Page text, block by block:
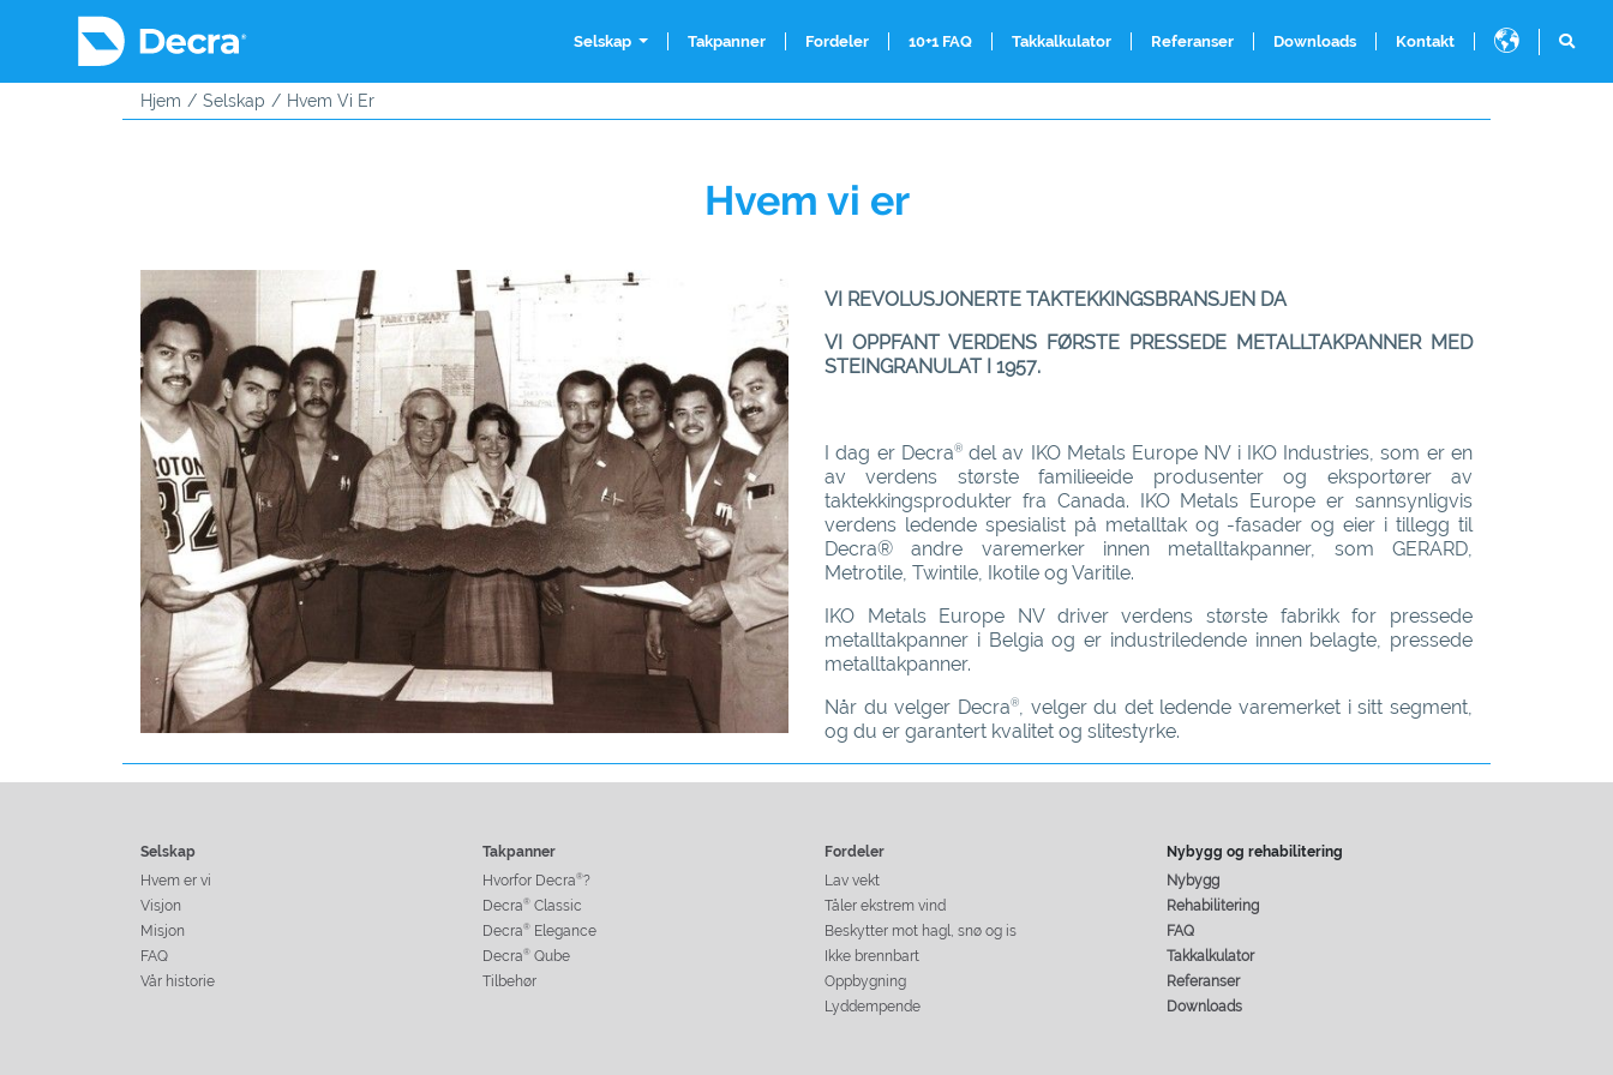
Selskap Takpanner Fordeler 10+1 FAQ Takkalkulator Referanser Downloads Kontakt
Hjem Selskap Hvem Vi Er
Hvem vi er
VI REVOLUSJONERTE TAKTEKKINGSBRANSJEN DA
VI OPPFANT VERDENS FØRSTE PRESSEDE METALLTAKPANNER MED
STEINGRANULAT I 1957.
I dag er Decra®del av IKO Metals Europe NV i IKO Industries, som er en
av verdens største familieeide produsenter og eksportører av
taktekkingsprodukter fra Canada. IKO Metals Europe er sannsynligvis
verdens ledende spesialist på metalltak og -fasader og eier i tillegg til
Decra® andre varemerker innen metalltakpanner, som GERARD,
Metrotile, Twintile, Ikotile og Varitile.
IKO Metals Europe NV driver verdens største fabrikk for pressede
metalltakpanner i Belgia og er industriledende innen belagte, pressede
metalltakpanner.
Når du velger Decra®, velger du det ledende varemerket i sitt segment,
og du er garantert kvalitet og slitestyrke.
Selskap
Hvem er vi
Visjon
Misjon
FAQ
Vår historie
Takpanner
Hvorfor Decra®?
Decra® Classic
Decra®
Elegance
Decra® Qube
Tilbehør
Fordeler
Lav vekt
Tåler ekstrem vind
Beskytter mot hagl, snø og is
Ikke brennbart
Oppbygning
Lyddempende
Nybygg og rehabilitering
Nybygg
Rehabilitering
FAQ
Takkalkulator
Referanser
Downloads